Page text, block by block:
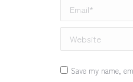
Email *
Website
Save my name,